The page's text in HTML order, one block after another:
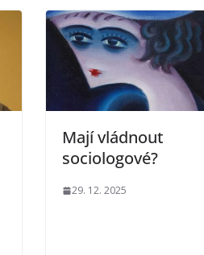
Mají vládnout
sociologové?
29. 12. 2025